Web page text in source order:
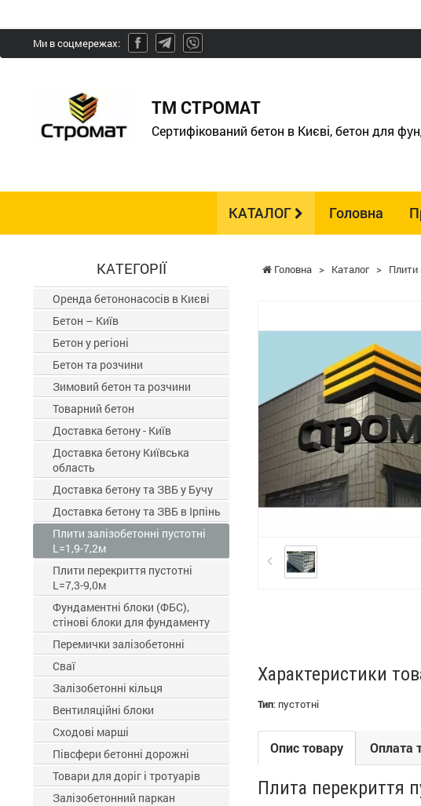
Ми в соцмережах:
ТМ СТРОМАТ
Сертифікований бетон в Києві, бетон для
КАТАЛОГ Головна
Головна > Каталог > Плити
Характеристики
Тип: пустотні
Опис товару Оплата
Плита перекриття
КАТЕГОРІЇ
Оренда бетононасосів в Києві
Бетон – Київ
Бетон у регіоні
Бетон та розчини
Зимовий бетон та розчини
Товарний бетон
Доставка бетону - Київ
Доставка бетону Київська
область
Доставка бетону та ЗВБ у Бучу
Доставка бетону та ЗВБ в Ірпінь
Плити залізобетонні пустотні
L=1,9-7,2м
Плити перекриття пустотні
L=7,3-9,0м
Фундаментні блоки (ФБС),
стінові блоки для фундаменту
Перемички залізобетонні
Сваї
Залізобетонні кільця
Вентиляційні блоки
Сходові марші
Півсфери бетонні дорожні
Товари для доріг і тротуарів
Залізобетонний паркан